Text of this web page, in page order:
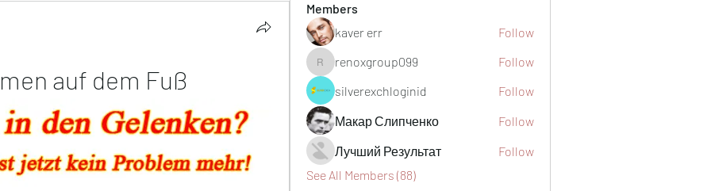
auf dem Fuß
Members
kaver err
Follow
renoxgroup099
renoxgroup099
Follow
silverexchloginid
Follow
Макар Слипченко
Follow
Лучший Результат
Follow
See All Members (88)